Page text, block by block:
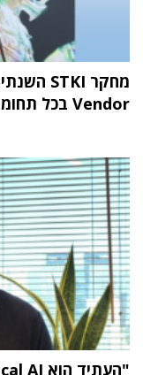
Vendor בכל תחומי שוק ה-IT